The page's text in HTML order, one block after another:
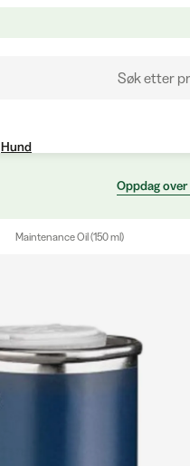
Søk etter
Hund
Oppdag
Maintenance Oil (150 ml)